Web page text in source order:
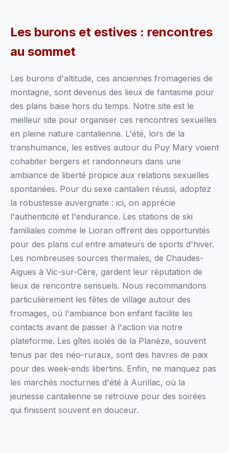
Les burons et estives : rencontres
au sommet
Les burons d'altitude, ces anciennes fromageries de
montagne, sont devenus des lieux de fantasme pour
des plans baise hors du temps. Notre site est le
meilleur site pour organiser ces rencontres sexuelles
en pleine nature cantalienne. L'été, lors de la
transhumance, les estives autour du Puy Mary voient
cohabiter bergers et randonneurs dans une
ambiance de liberté propice aux relations sexuelles
spontanées. Pour du sexe cantalien réussi, adoptez
la robustesse auvergnate : ici, on apprécie
l'authenticité et l'endurance. Les stations de ski
familiales comme le Lioran offrent des opportunités
pour des plans cul entre amateurs de sports d'hiver.
Les nombreuses sources thermales, de Chaudes-
Aigues à Vic-sur-Cère, gardent leur réputation de
lieux de rencontre sensuels. Nous recommandons
particulièrement les fêtes de village autour des
fromages, où l'ambiance bon enfant facilite les
contacts avant de passer à l'action via notre
plateforme. Les gîtes isolés de la Planèze, souvent
tenus par des néo-ruraux, sont des havres de paix
pour des week-ends libertins. Enfin, ne manquez pas
les marchés nocturnes d'été à Aurillac, où la
jeunesse cantalienne se retrouve pour des soirées
qui finissent souvent en douceur.